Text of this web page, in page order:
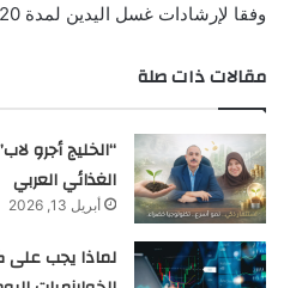
وفقا لإرشادات غسل اليدين لمدة 20 ثانية.
مقالات ذات صلة
“الخليج أجرو
الغذائي العربي
أبريل 13, 2026
لماذا يجب على